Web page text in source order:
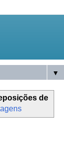
▼
de